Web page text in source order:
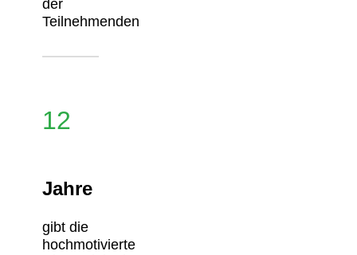
der
Teilnehmenden
12
Jahre
gibt die
hochmotivierte